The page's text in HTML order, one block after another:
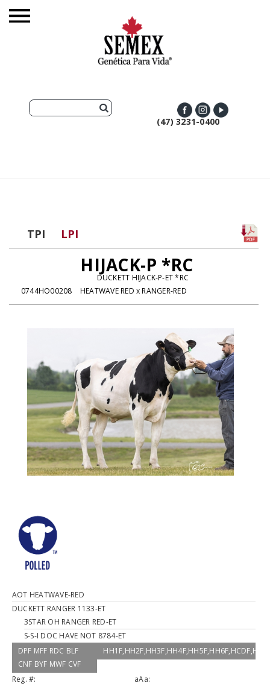
(47) 3231-0400
TPI LPI
HIJACK-P *RC
DUCKETT HIJACK-P-ET *RC
0744HO00208
HEATWAVE RED x RANGER-RED
AOT HEATWAVE-RED
DUCKETT RANGER 1133-ET
3STAR OH RANGER RED-ET
S-S-I DOC HAVE NOT 8784-ET
DPF MFF RDC BLF
CNF BYF MWF CVF
Reg. #:
aAa: